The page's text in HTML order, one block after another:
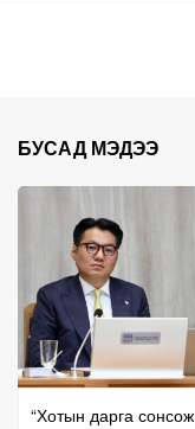
БУСАД МЭДЭЭ
“Хотын дарга сонсож